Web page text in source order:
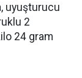
uyuşturucu
2
24 gram